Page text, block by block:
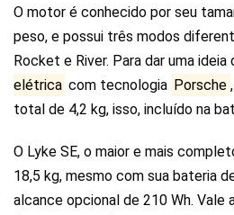
O motor é conhecido por seu
peso, e possui três modos
Rocket e River. Para dar uma ideia
elétrica com tecnologia Porsche
total de 4,2 kg, isso, incluído na
O Lyke SE, o maior e mais
18,5 kg, mesmo com sua bateria
alcance opcional de 210 Wh. Vale